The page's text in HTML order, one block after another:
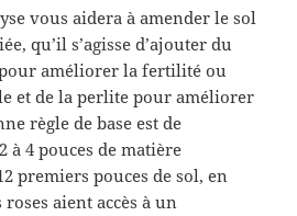
vous aidera à amender le sol
qu’il s’agisse d’ajouter du
améliorer la fertilité ou
et de la perlite pour améliorer
règle de base est de
à 4 pouces de matière
premiers pouces de sol, en
aient accès à un